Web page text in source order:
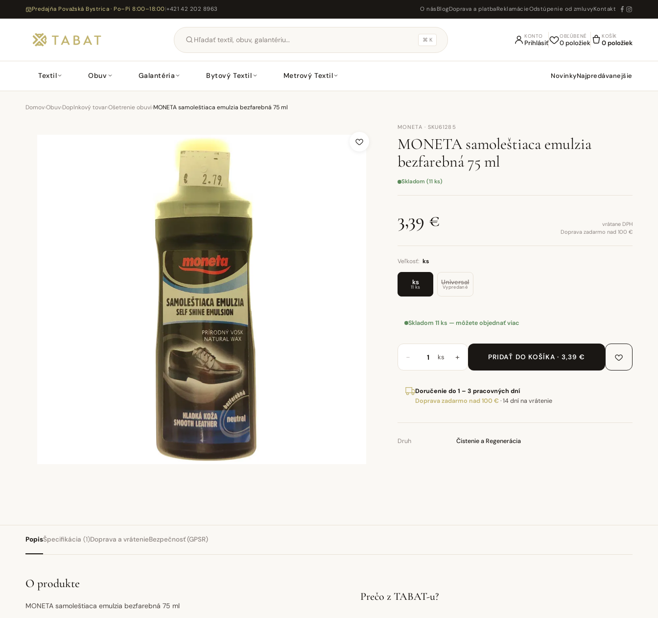
Predajňa Považská Bystrica · Po–Pi 8:00–18:00|+421 42 202 8963 O nás BlogDoprava a platbaReklamácieOdstúpenie od zmluvyKontakt
⌘ K
KONTO
Prihlásiť
OBĽÚBENÉ
0 položiek
KOŠÍK
0 položiek
Textil Obuv Galantéria Bytový Textil Metrový Textil NovinkyNajpredávanejšie
Domov›Obuv›Doplnkový tovar›Ošetrenie obuvi›MONETA samoleštiaca emulzia bezfarebná 75 ml
MONETA · SKU61285
MONETA samoleštiaca emulzia
bezfarebná 75 ml
Skladom (11 ks)
3,39 €
vrátane DPH
Doprava zadarmo nad 100 €
Veľkosť: ks
ks
11 ks
Universal
Vypredané
Skladom 11 ks — môžete objednať viac
− ks + PRIDAŤ DO KOŠÍKA · 3,39 €
Doručenie do 1 – 3 pracovných dní
Doprava zadarmo nad 100 € ·14 dní na vrátenie
Druh Čistenie a Regenerácia
PopisŠpecifikácia (1)Doprava a vrátenieBezpečnosť (GPSR)
O produkte
MONETA samoleštiaca emulzia bezfarebná 75 ml
Prečo z TABAT-u?